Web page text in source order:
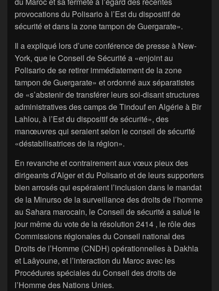
provocations du Polisario à l’Est du dispositif de
sécurité et dans la zone tampon de Guergarate».
Il a expliqué lors d’une conférence de presse à New-
York, que le Conseil de Sécurité a «enjoint au
Polisario de se retirer immédiatement de la zone
tampon de Guergarate» et ordonné aux séparatistes
de «s’abstenir de transférer leurs soi-disant structures
administratives des camps de Tindouf en Algérie à Bir
Lahlou, à l’Est du dispositif de sécurité», des
manœuvres qui seraient selon le conseil de sécurité
«déstabilisatrices de la région».
En revanche et contrairement aux vœux pieux des
dirigeants d’Alger et du Polisario et de leurs supporters
bien arrosés qui espéraient l’inclusion dans le mandat
de la Minurso de la surveillance des droits de l’homme
au Sahara marocain, le Conseil de sécurité a salué le
jour même du vote de la résolution 2414 , le rôle des
Commissions régionales du Conseil national des
Droits de l’Homme (CNDH) opérationnelles à Dakhla
et Laâyoune, et l’interaction du Maroc avec les
Procédures spéciales du Conseil des droits de
l’Homme des Nations Unies.